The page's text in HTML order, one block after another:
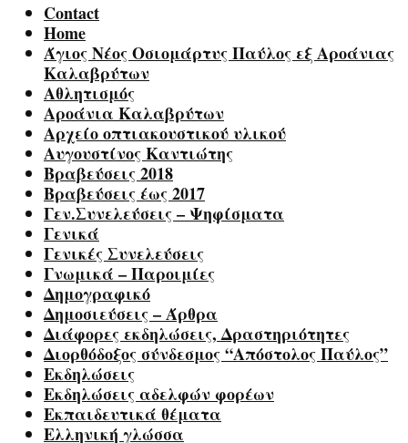
Contact
Home
Άγιος Νέος Οσιομάρτυς Παύλος εξ Αροάνιας
Καλαβρύτων
Αθλητισμός
Αροάνια Καλαβρύτων
Αρχείο οπτιακουστικού υλικού
Αυγουστίνος Καντιώτης
Βραβεύσεις 2018
Βραβεύσεις έως 2017
Γεν.Συνελεύσεις – Ψηφίσματα
Γενικά
Γενικές Συνελεύσεις
Γνωμικά – Παροιμίες
Δημογραφικό
Δημοσιεύσεις – Άρθρα
Διάφορες εκδηλώσεις, Δραστηριότητες
Διορθόδοξος σύνδεσμος “Απόστολος Παύλος”
Εκδηλώσεις
Εκδηλώσεις αδελφών φορέων
Εκπαιδευτικά θέματα
Ελληνική γλώσσα